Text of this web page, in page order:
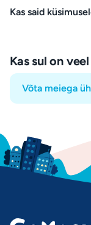
Kas said
Kas sul on
Võta meiega